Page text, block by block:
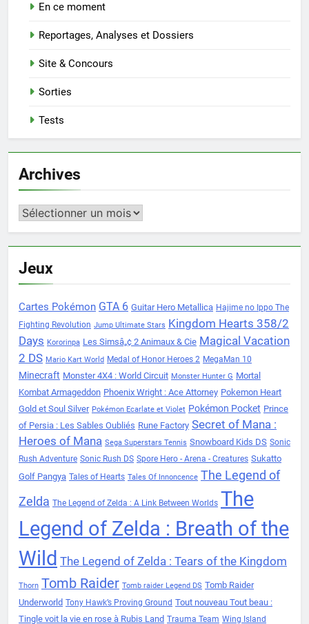
En ce moment
Reportages, Analyses et Dossiers
Site & Concours
Sorties
Tests
Archives
Archives
Jeux
Cartes Pokémon GTA 6 Guitar Hero Metallica Hajime no Ippo The
Fighting Revolution Jump Ultimate Stars Kingdom Hearts 358/2
Days Kororinpa Les Simsâ„¢ 2 Animaux & Cie Magical Vacation
2 DS Mario Kart World Medal of Honor Heroes 2 MegaMan 10
Minecraft Monster 4X4 : World Circuit Monster Hunter G Mortal
Kombat Armageddon Phoenix Wright : Ace Attorney Pokemon Heart
Gold et Soul Silver Pokémon Ecarlate et Violet Pokémon Pocket Prince
of Persia : Les Sables Oubliés Rune Factory Secret of Mana :
Heroes of Mana Sega Superstars Tennis Snowboard Kids DS Sonic
Rush Adventure Sonic Rush DS Spore Hero - Arena - Creatures Sukatto
Golf Pangya Tales of Hearts Tales Of Innoncence The Legend of
Zelda The Legend of Zelda : A Link Between Worlds The
Legend of Zelda : Breath of the
Wild The Legend of Zelda : Tears of the Kingdom
Thorn Tomb Raider Tomb raider Legend DS Tomb Raider
Underworld Tony Hawk’s Proving Ground Tout nouveau Tout beau :
Tingle voit la vie en rose à Rubis Land Trauma Team Wing Island